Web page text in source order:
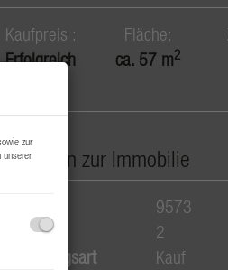
Kaufpreis
Erfolgreich
Fläche
ca. 57 m2
zur Immobilie
9573
2
Kauf
zur
unserer